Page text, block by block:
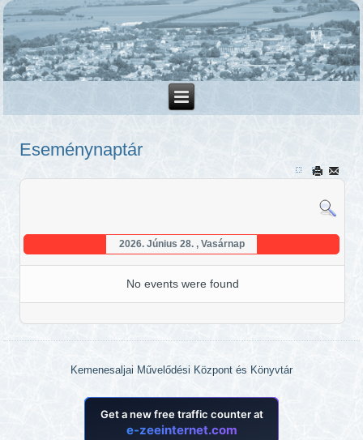
Eseménynaptár
2026. Június 28. , Vasárnap
No events were found
Kemenesaljai Művelődési Központ és Könyvtár